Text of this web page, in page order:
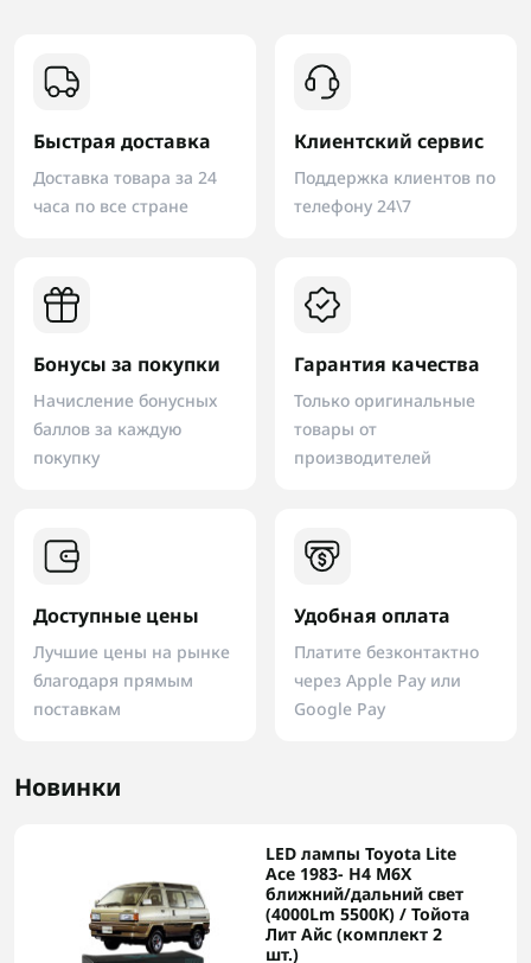
Быстрая доставка
Доставка товара за 24
часа по все стране
Клиентский сервис
Поддержка клиентов по
телефону 24\7
Бонусы за покупки
Начисление бонусных
баллов за каждую
покупку
Гарантия качества
Только оригинальные
товары от
производителей
Доступные цены
Лучшие цены на рынке
благодаря прямым
поставкам
Удобная оплата
Платите безконтактно
через Apple Pay или
Google Pay
Новинки
LED лампы Toyota Lite
Ace 1983- H4 M6X
ближний/дальний свет
(4000Lm 5500K) / Тойота
Лит Айс (комплект 2
шт.)